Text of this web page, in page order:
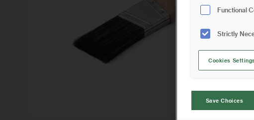
Functional
Strictly
Cookies
Save Choices